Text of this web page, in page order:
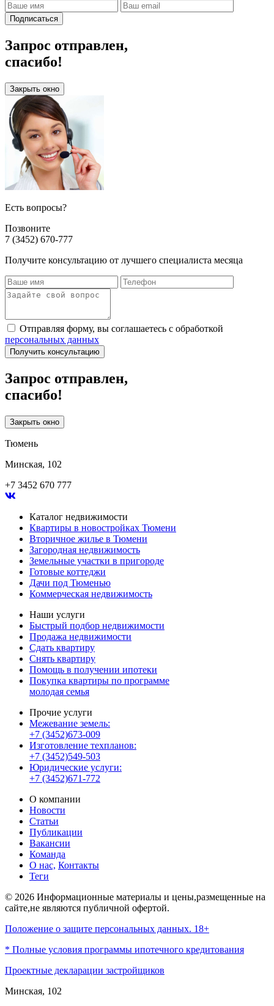
Подписаться
Запрос отправлен,
спасибо!
Закрыть окно
Есть вопросы?
Позвоните
7 (3452) 670-777
Получите консультацию от лучшего специалиста месяца
Отправляя форму, вы соглашаетесь с обработкой
персональных данных
Получить консультацию
Запрос отправлен,
спасибо!
Закрыть окно
Тюмень
Минская, 102
+7 3452 670 777
Каталог недвижимости
Квартиры в новостройках Тюмени
Вторичное жилье в Тюмени
Загородная недвижимость
Земельные участки в пригороде
Готовые коттеджи
Дачи под Тюменью
Коммерческая недвижимость
Наши услуги
Быстрый подбор недвижимости
Продажа недвижимости
Сдать квартиру
Снять квартиру
Помощь в получении ипотеки
Покупка квартиры по программе
молодая семья
Прочие услуги
Межевание земель:
+7 (3452)673-009
Изготовление техпланов:
+7 (3452)549-503
Юридические услуги:
+7 (3452)671-772
О компании
Новости
Статьи
Публикации
Вакансии
Команда
О нас, Контакты
Теги
© 2026 Информационные материалы и цены,размещенные на
сайте,не являются публичной офертой.
Положение о защите персональных данных. 18+
* Полные условия программы ипотечного кредитования
Проектные декларации застройщиков
Минская, 102